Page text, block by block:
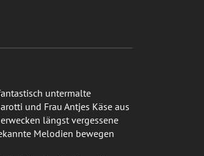
untermalte
und Frau Antjes Käse aus
längst vergessene
Melodien bewegen